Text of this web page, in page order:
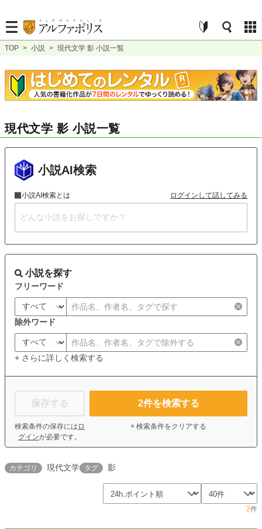
TOP > 小説 > 現代文学 影 小説一覧
現代文学 影 小説一覧
小説AI検索
小説AI検索とは ログインして話してみる
小説を探す
フリーワード
除外ワード
+ さらに詳しく検索する
保存する
検索条件の保存には ロ
グインが必要です。
2件を検索する
× 検索条件をクリアする
カテゴリ 現代文学 タグ 影
2件